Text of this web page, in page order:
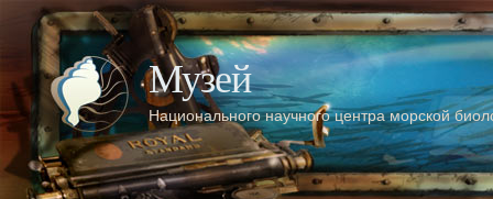
Музей
Национального научного центра морской